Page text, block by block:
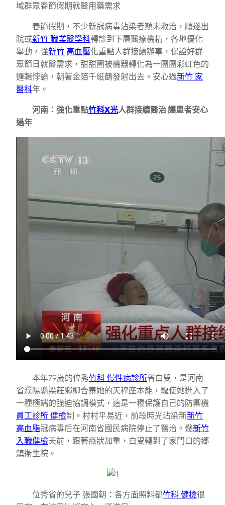
域群眾春節假期就醫用藥需求
春節假期，不少新冠病毒沾染者顛末救治，順遂出
院或新竹 職業醫學科轉診到下層醫療機構，各地優化
舉動，強新竹 高血壓化重點人群接續辦事，保證好群
眾節日就醫需求，甜甜圈被機器轉化為一團團彩虹色的
邏輯悖論，朝著金箔千紙鶴發射出去。安心過新竹 家
醫科年。
河南：強化重點竹科X光人群接續醫治 讓患者安心
過年
本年79歲的位秀竹科 慢性病診所省白叟，是河南
省濮陽縣梁莊鄉柳合寨她的天秤座本能，驅使她進入了
一種極端的強迫協調模式，這是一種保護自己的防禦機
員工診所 健檢制。村村平易近，前段時光沾染新新竹
高血脂冠病毒后在河南省國民病院停止了醫治。幾新竹
入職健檢天前，跟著癥狀加重，白叟轉到了家門口的鄉
鎮衛生院。
位秀省的兒子 張國朝：各方面照料都竹科 健檢很